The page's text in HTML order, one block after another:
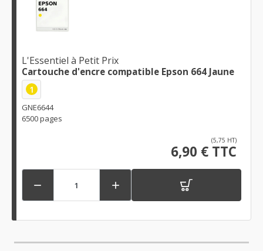
L'Essentiel à Petit Prix
Cartouche d'encre compatible Epson 664 Jaune
1
GNE6644
6500 pages
(5,75 HT)
6,90 € TTC
 